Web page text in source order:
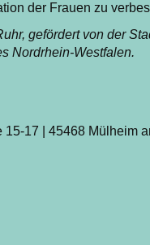
der Frauen zu
gefördert von der
Nordrhein-Westfalen.
17 | 45468 Mülheim